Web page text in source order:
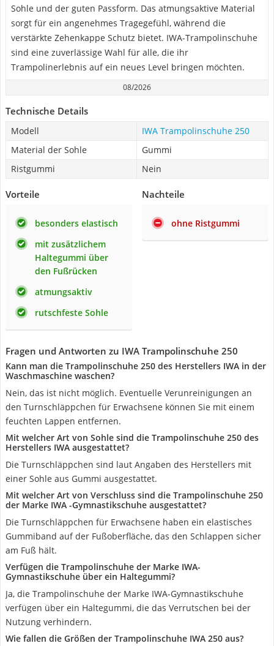
Sohle und der guten Passform. Das atmungsaktive Material
sorgt für ein angenehmes Tragegefühl, während die
verstärkte Zehenkappe Schutz bietet. IWA-Trampolinschuhe
sind eine zuverlässige Wahl für alle, die ihr
Trampolinerlebnis auf ein neues Level bringen möchten.
08/2026
Technische Details
Modell
IWA Trampolinschuhe 250
Material der Sohle
Gummi
Ristgummi
Nein
Vorteile
besonders elastisch
mit zusätzlichem
Haltegummi über
den Fußrücken
atmungsaktiv
rutschfeste Sohle
Nachteile
ohne Ristgummi
Fragen und Antworten zu IWA Trampolinschuhe 250
Kann man die Trampolinschuhe 250 des Herstellers IWA in der
Waschmaschine waschen?
Nein, das ist nicht möglich. Eventuelle Verunreinigungen an
den Turnschläppchen für Erwachsene können Sie mit einem
feuchten Lappen entfernen.
Mit welcher Art von Sohle sind die Trampolinschuhe 250 des
Herstellers IWA ausgestattet?
Die Turnschläppchen sind laut Angaben des Herstellers mit
einer Sohle aus Gummi ausgestattet.
Mit welcher Art von Verschluss sind die Trampolinschuhe 250
der Marke IWA -Gymnastikschuhe ausgestattet?
Die Turnschläppchen für Erwachsene haben ein elastisches
Gummiband auf der Fußoberfläche, das den Schlappen sicher
am Fuß hält.
Verfügen die Trampolinschuhe der Marke IWA-
Gymnastikschuhe über ein Haltegummi?
Ja, die Trampolinschuhe der Marke IWA-Gymnastikschuhe
verfügen über ein Haltegummi, die das Verrutschen bei der
Nutzung verhindern.
Wie fallen die Größen der Trampolinschuhe IWA 250 aus?